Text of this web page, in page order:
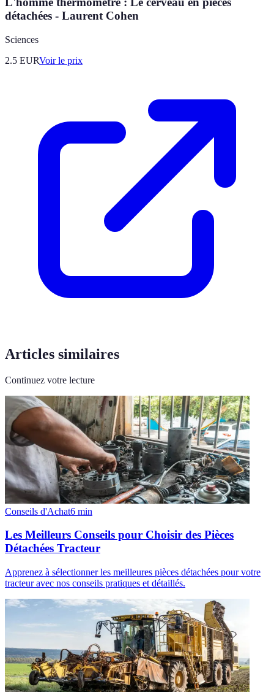
détachées - Laurent Cohen
Sciences
2.5 EURVoir le prix
Articles similaires
Continuez votre lecture
Conseils d'Achat6 min
Les Meilleurs Conseils pour Choisir des Pièces
Détachées Tracteur
Apprenez à sélectionner les meilleures pièces détachées pour votre
tracteur avec nos conseils pratiques et détaillés.